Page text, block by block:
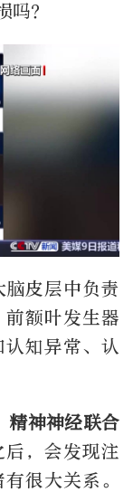
？
皮层中负责
额叶发生器
知异常、认
精神神经联合
，会发现注
很大关系。